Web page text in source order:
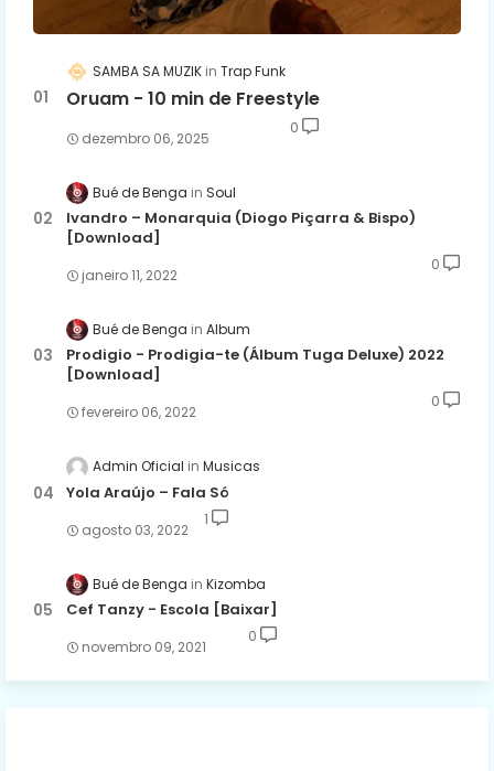
SAMBA SA MUZIK Trap Funk
Oruam - 10 min de Freestyle
dezembro 06, 2025
0
Bué de Benga Soul
Ivandro – Monarquia (Diogo Piçarra & Bispo)
[Download]
janeiro 11, 2022
0
Bué de Benga Album
Prodigio - Prodigia-te (Álbum Tuga Deluxe) 2022
[Download]
fevereiro 06, 2022
0
Admin Oficial Musicas
Yola Araújo – Fala Só
agosto 03, 2022
1
Bué de Benga Kizomba
Cef Tanzy - Escola [Baixar]
novembro 09, 2021
0